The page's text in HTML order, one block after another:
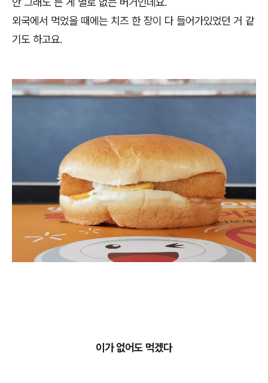
외국에서 먹었을 때에는 치즈 한 장이 다 들어가있었던 거 같
기도 하고요.
이가 없어도 먹겠다